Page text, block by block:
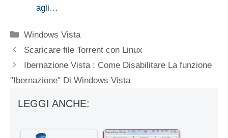
agli…
Categorie
Windows Vista
Scaricare file Torrent con Linux
Ibernazione Vista : Come Disabilitare La funzione
"Ibernazione" Di Windows Vista
LEGGI ANCHE: